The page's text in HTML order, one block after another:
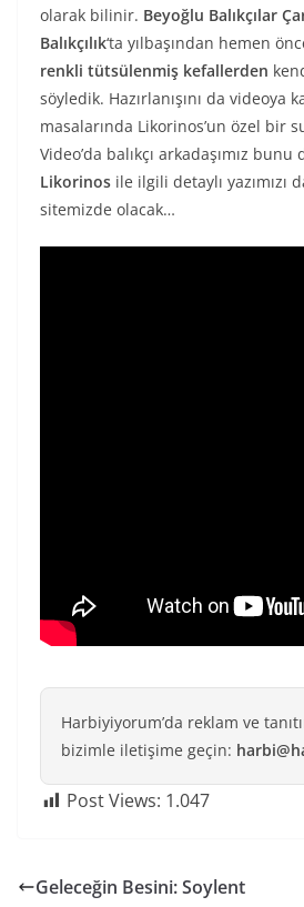
olarak bilinir. Beyoğlu Balıkçılar
Balıkçılık‘ta yılbaşından hemen
renkli tütsülenmiş kefallerden
söyledik. Hazırlanışını da videoya
masalarında Likorinos’un özel bir
Video’da balıkçı arkadaşımız bunu
Likorinos ile ilgili detaylı yazımızı
sitemizde olacak…
Harbiyiyorum’da reklam ve
bizimle iletişime geçin:
Post Views: 1.047
Geleceğin Besini: Soylent